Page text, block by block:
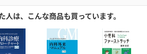
人は、こんな商品も買っています。